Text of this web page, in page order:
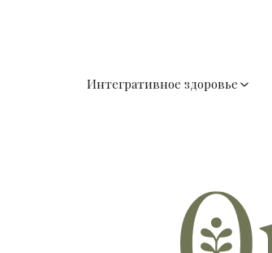
Интегративное здоровье